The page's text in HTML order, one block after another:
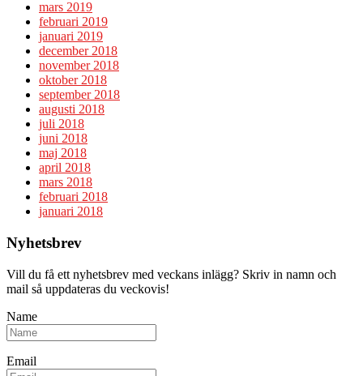
mars 2019
februari 2019
januari 2019
december 2018
november 2018
oktober 2018
september 2018
augusti 2018
juli 2018
juni 2018
maj 2018
april 2018
mars 2018
februari 2018
januari 2018
Nyhetsbrev
Vill du få ett nyhetsbrev med veckans inlägg? Skriv in namn och
mail så uppdateras du veckovis!
Name
Email